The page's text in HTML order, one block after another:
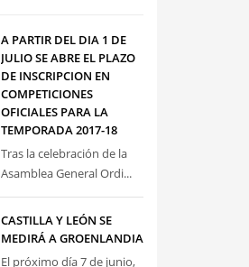
A PARTIR DEL DIA 1 DE
JULIO SE ABRE EL PLAZO
DE INSCRIPCION EN
COMPETICIONES
OFICIALES PARA LA
TEMPORADA 2017-18
Tras la celebración de la
Asamblea General Ordi...
CASTILLA Y LEÓN SE
MEDIRÁ A GROENLANDIA
El próximo día 7 de junio,